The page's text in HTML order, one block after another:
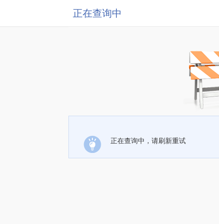
正在查询中
正在查询中，请刷新重试